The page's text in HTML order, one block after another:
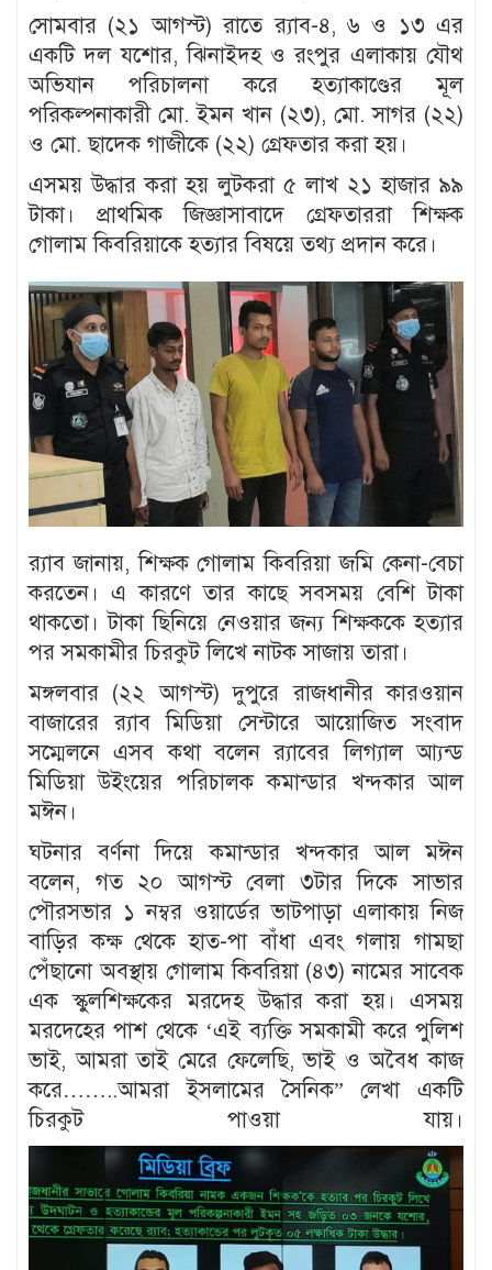
সোমবার (২১ আগস্ট) রাতে র‍্যাব-৪, ৬ ও ১৩ এর
একটি দল যশোর, ঝিনাইদহ ও রংপুর এলাকায় যৌথ
অভিযান পরিচালনা করে হত্যাকাণ্ডের মূল
পরিকল্পনাকারী মো. ইমন খান (২৩), মো. সাগর (২২)
ও মো. ছাদেক গাজীকে (২২) গ্রেফতার করা হয়।
এসময় উদ্ধার করা হয় লুটকরা ৫ লাখ ২১ হাজার ৯৯
টাকা। প্রাথমিক জিজ্ঞাসাবাদে গ্রেফতাররা শিক্ষক
গোলাম কিবরিয়াকে হত্যার বিষয়ে তথ্য প্রদান করে।
র‍্যাব জানায়, শিক্ষক গোলাম কিবরিয়া জমি কেনা-বেচা
করতেন। এ কারণে তার কাছে সবসময় বেশি টাকা
থাকতো। টাকা ছিনিয়ে নেওয়ার জন্য শিক্ষককে হত্যার
পর সমকামীর চিরকুট লিখে নাটক সাজায় তারা।
মঙ্গলবার (২২ আগস্ট) দুপুরে রাজধানীর কারওয়ান
বাজারের র‍্যাব মিডিয়া সেন্টারে আয়োজিত সংবাদ
সম্মেলনে এসব কথা বলেন র‍্যাবের লিগ্যাল আ্যন্ড
মিডিয়া উইংয়ের পরিচালক কমান্ডার খন্দকার আল
মঈন।
ঘটনার বর্ণনা দিয়ে কমান্ডার খন্দকার আল মঈন
বলেন, গত ২০ আগস্ট বেলা ৩টার দিকে সাভার
পৌরসভার ১ নম্বর ওয়ার্ডের ভাটপাড়া এলাকায় নিজ
বাড়ির কক্ষ থেকে হাত-পা বাঁধা এবং গলায় গামছা
পেঁছানো অবস্থায় গোলাম কিবরিয়া (৪৩) নামের সাবেক
এক স্কুলশিক্ষকের মরদেহ উদ্ধার করা হয়। এসময়
মরদেহের পাশ থেকে ‘এই ব্যক্তি সমকামী করে পুলিশ
ভাই, আমরা তাই মেরে ফেলেছি, ভাই ও অবৈধ কাজ
করে……..আমরা ইসলামের সৈনিক” লেখা একটি
চিরকুট পাওয়া যায়।